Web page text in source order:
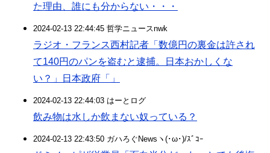
た理由、誰にも分からない・・・
2024-02-13 22:44:45 哲学ニュースnwk
ラジオ・フランス西村記者「数億円の裏金は許され
て140円のパンを盗むと逮捕。日本おかしくな
い？」日本政府「」
2024-02-13 22:44:03 はーとログ
飲み物は水しか飲まない奴っている？
2024-02-13 22:43:50 ガハろぐNewsヽ(･ω･)/ｽﾞｺｰ